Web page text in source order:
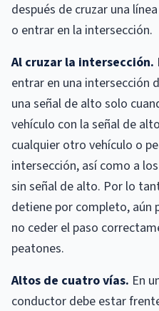
después de cruzar una
o entrar en la intersección.
Al cruzar la intersección.
entrar en una intersección
una señal de alto solo
vehículo con la señal de
cualquier otro vehículo o
intersección, así como a
sin señal de alto. Por lo
detiene por completo, aún
no ceder el paso
peatones.
Altos de cuatro vías. En
conductor debe estar